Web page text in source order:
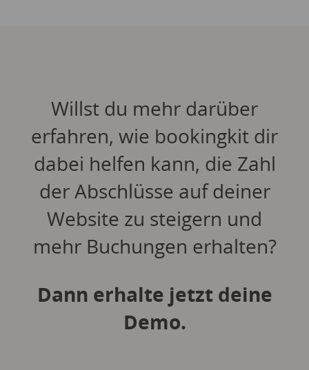
Willst du mehr darüber
erfahren, wie bookingkit dir
dabei helfen kann, die Zahl
der Abschlüsse auf deiner
Website zu steigern und
mehr Buchungen erhalten?
Dann erhalte jetzt deine
Demo.